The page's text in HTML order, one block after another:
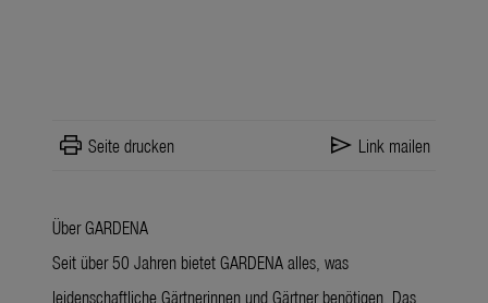
print Seite drucken send Link mailen
Über GARDENA
Seit über 50 Jahren bietet GARDENA alles, was
leidenschaftliche Gärtnerinnen und Gärtner benötigen. Das